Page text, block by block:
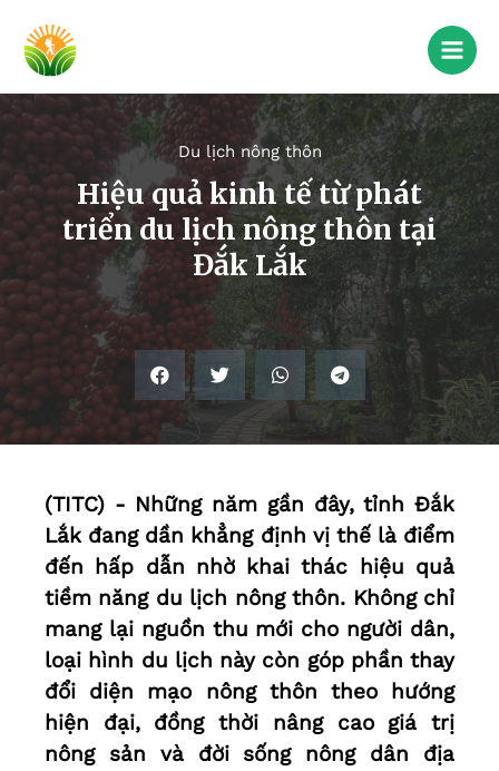
Du lịch nông thôn
Hiệu quả kinh tế từ phát
triển du lịch nông thôn tại
Đắk Lắk
(TITC) - Những năm gần đây, tỉnh Đắk
Lắk đang dần khẳng định vị thế là điểm
đến hấp dẫn nhờ khai thác hiệu quả
tiềm năng du lịch nông thôn. Không chỉ
mang lại nguồn thu mới cho người dân,
loại hình du lịch này còn góp phần thay
đổi diện mạo nông thôn theo hướng
hiện đại, đồng thời nâng cao giá trị
nông sản và đời sống nông dân địa